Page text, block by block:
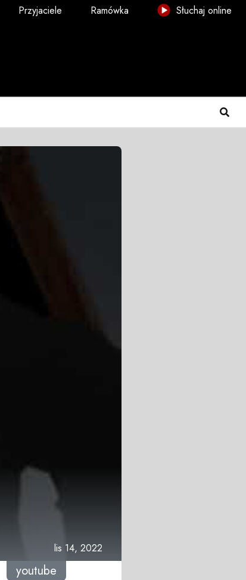
Przyjaciele Ramówka Słuchaj online
lis 14, 2022
youtube